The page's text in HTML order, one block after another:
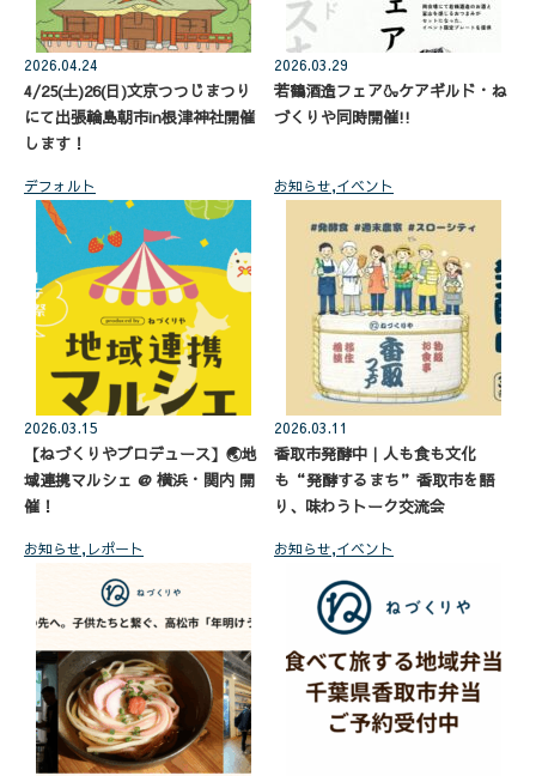
2026.04.24
4/25(土)26(日)文京つつじまつり
にて出張輪島朝市in根津神社開催
します！
2026.03.29
若鶴酒造フェア🍶ケアギルド・ね
づくりや同時開催!!
デフォルト
2026.03.15
【ねづくりやプロデュース】🌏地
域連携マルシェ @ 横浜・関内 開
催！
お知らせ,イベント
2026.03.11
香取市発酵中｜人も食も文化
も“発酵するまち”香取市を語
り、味わうトーク交流会
お知らせ, レポート お知らせ,イベント